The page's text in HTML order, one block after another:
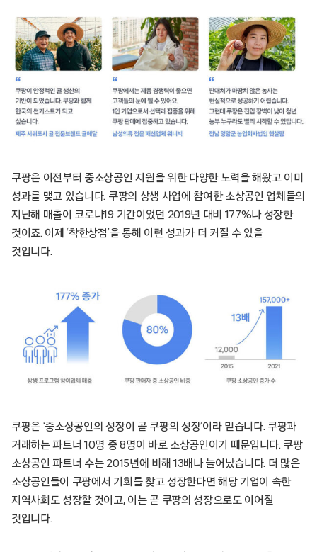
쿠팡은 이전부터 중소상공인 지원을 위한 다양한 노력을 해왔고 이미
성과를 맺고 있습니다. 쿠팡의 상생 사업에 참여한 소상공인 업체들의
지난해 매출이 코로나19 기간이었던 2019년 대비 177%나 성장한
것이죠. 이제 ‘착한상점’을 통해 이런 성과가 더 커질 수 있을
것입니다.
쿠팡은 ‘중소상공인의 성장이 곧 쿠팡의 성장’이라 믿습니다. 쿠팡과
거래하는 파트너 10명 중 8명이 바로 소상공인이기 때문입니다. 쿠팡
소상공인 파트너 수는 2015년에 비해 13배나 늘어났습니다. 더 많은
소상공인들이 쿠팡에서 기회를 찾고 성장한다면 해당 기업이 속한
지역사회도 성장할 것이고, 이는 곧 쿠팡의 성장으로도 이어질
것입니다.